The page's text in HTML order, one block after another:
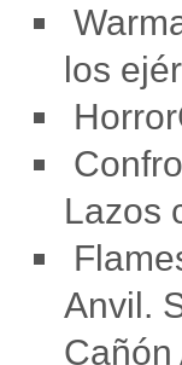
los
Lazos
Anvil.
Cañón